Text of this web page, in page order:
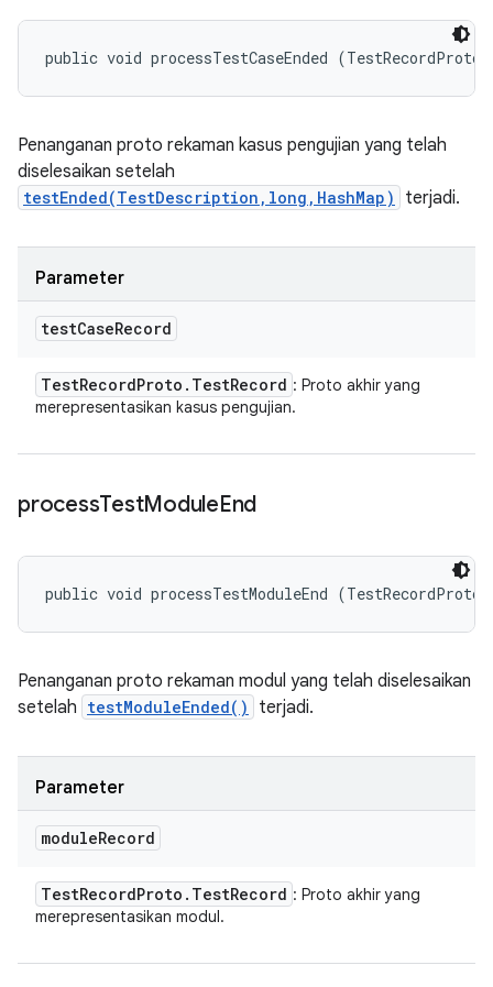
public void processTestCaseEnded
Penanganan proto rekaman kasus pengujian yang telah
diselesaikan setelah
testEnded(TestDescription,long,HashMap) terjadi.
Parameter
testCaseRecord
TestRecordProto . TestRecord : Proto akhir yang
merepresentasikan kasus pengujian.
processTestModuleEnd
public void processTestModuleEnd
Penanganan proto rekaman modul yang telah diselesaikan
setelah testModuleEnded() terjadi.
Parameter
moduleRecord
TestRecordProto . TestRecord : Proto akhir yang
merepresentasikan modul.